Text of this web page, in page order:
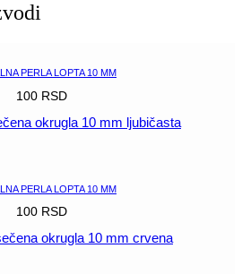
PERLA LOPTA 10 MM
100 RSD
okrugla 10 mm ljubičasta
PERLA LOPTA 10 MM
100 RSD
okrugla 10 mm crvena